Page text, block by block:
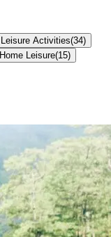
Leisure Activities(34)
Home Leisure(15)